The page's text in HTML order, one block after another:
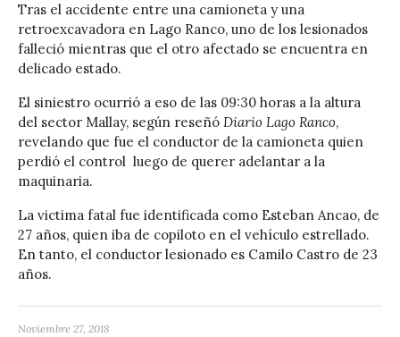
Tras el accidente entre una camioneta y una
retroexcavadora en Lago Ranco, uno de los lesionados
falleció mientras que el otro afectado se encuentra en
delicado estado.
El siniestro ocurrió a eso de las 09:30 horas a la altura
del sector Mallay, según reseñó Diario Lago Ranco,
revelando que fue el conductor de la camioneta quien
perdió el control luego de querer adelantar a la
maquinaria.
La victima fatal fue identificada como Esteban Ancao, de
27 años, quien iba de copiloto en el vehículo estrellado.
En tanto, el conductor lesionado es Camilo Castro de 23
años.
Noviembre 27, 2018